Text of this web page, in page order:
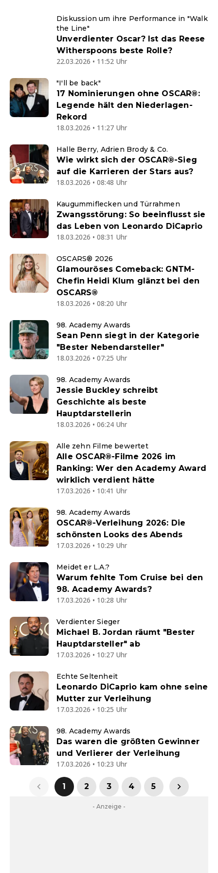
Diskussion um ihre Performance in "Walk
the Line"
Unverdienter Oscar? Ist das Reese
Witherspoons beste Rolle?
22.03.2026 • 11:52 Uhr
"I'll be back"
17 Nominierungen ohne OSCAR®:
Legende hält den Niederlagen-
Rekord
18.03.2026 • 11:27 Uhr
Halle Berry, Adrien Brody & Co.
Wie wirkt sich der OSCAR®-Sieg
auf die Karrieren der Stars aus?
18.03.2026 • 08:48 Uhr
Kaugummiflecken und Türrahmen
Zwangsstörung: So beeinflusst sie
das Leben von Leonardo DiCaprio
18.03.2026 • 08:31 Uhr
OSCARS® 2026
Glamouröses Comeback: GNTM-
Chefin Heidi Klum glänzt bei den
OSCARS®
18.03.2026 • 08:20 Uhr
98. Academy Awards
Sean Penn siegt in der Kategorie
"Bester Nebendarsteller"
18.03.2026 • 07:25 Uhr
98. Academy Awards
Jessie Buckley schreibt
Geschichte als beste
Hauptdarstellerin
18.03.2026 • 06:24 Uhr
Alle zehn Filme bewertet
Alle OSCAR®-Filme 2026 im
Ranking: Wer den Academy Award
wirklich verdient hätte
17.03.2026 • 10:41 Uhr
98. Academy Awards
OSCAR®-Verleihung 2026: Die
schönsten Looks des Abends
17.03.2026 • 10:29 Uhr
Meidet er L.A.?
Warum fehlte Tom Cruise bei den
98. Academy Awards?
17.03.2026 • 10:28 Uhr
Verdienter Sieger
Michael B. Jordan räumt "Bester
Hauptdarsteller" ab
17.03.2026 • 10:27 Uhr
Echte Seltenheit
Leonardo DiCaprio kam ohne seine
Mutter zur Verleihung
17.03.2026 • 10:25 Uhr
98. Academy Awards
Das waren die größten Gewinner
und Verlierer der Verleihung
17.03.2026 • 10:23 Uhr
1 2 3 4 5
- Anzeige -